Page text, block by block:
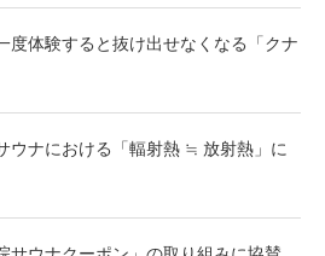
度体験すると抜け出せなくなる「クナ
ウナにおける「輻射熱 ≒ 放射熱」に